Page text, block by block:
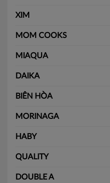
XIM
MOM COOKS
MIAQUA
DAIKA
BIÊN HÒA
MORINAGA
HABY
QUALITY
DOUBLE A